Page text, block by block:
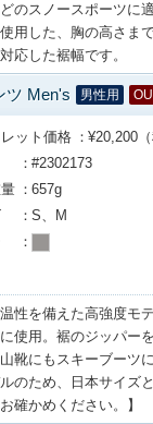
のスノースポーツに
用した、胸の高さま
応した裾幅です。
ツ Men's 男性用
ット価格
¥20,200（
#2302173
657g
S、M
性を備えた高強度モ
使用。裾のジッパー
靴にもスキーブーツ
のため、日本サイズ
確かめください。】